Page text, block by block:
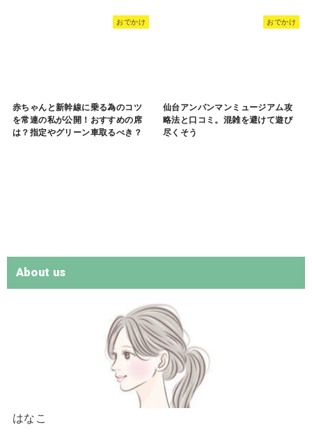
おでかけ
赤ちゃんと新幹線に乗る為のコツ
を常連の私が公開！おすすめの席
は？指定やグリーン車取るべき？
おでかけ
仙台アンパンマンミュージアム攻
略法と口コミ。混雑を避けて遊び
尽くそう
About us
はなこ